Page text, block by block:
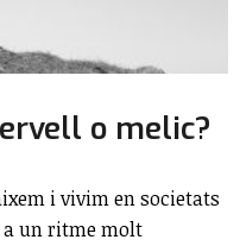
o melic?
i vivim en societats
a un ritme molt